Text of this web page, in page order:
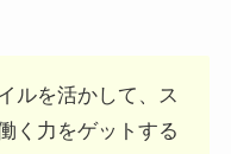
ルを活かして、ス
く力をゲットする